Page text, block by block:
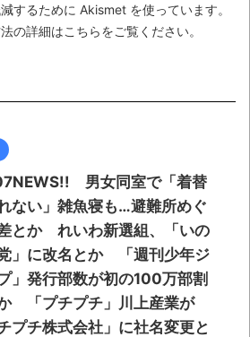
するために Akismet を使っています。
の詳細はこちらをご覧ください。
男女同室で「着替
ない」雑魚寝も…避難所めぐ
とか れいわ新選組、「いの
」に改名とか 「週刊少年ジ
」発行部数が初の100万部割
「プチプチ」川上産業が
チプチ株式会社」に社名変更と